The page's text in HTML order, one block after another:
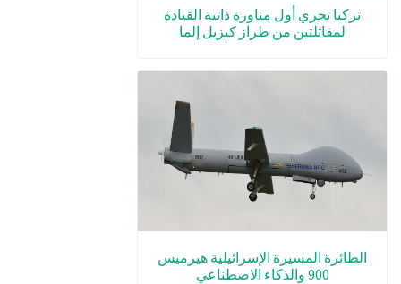
تركيا تجري أول مناورة ذاتية القيادة
لمقاتلتين من طراز كيزيل إلما
الطائرة المسيرة الإسرائيلية هيرميس
900 والذكاء الاصطناعي